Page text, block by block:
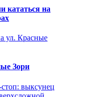
кататься на
Зори